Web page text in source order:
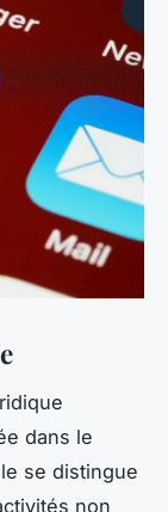
dans le
se distingue
non